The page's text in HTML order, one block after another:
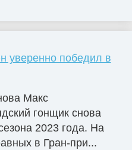
уверенно победил в
Макс
гонщик снова
2023 года. На
в Гран-при...